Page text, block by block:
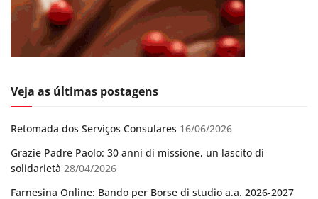
Veja as últimas postagens
Retomada dos Serviços Consulares 16/06/2026
Grazie Padre Paolo: 30 anni di missione, un lascito di
solidarietà 28/04/2026
Farnesina Online: Bando per Borse di studio a.a. 2026-2027